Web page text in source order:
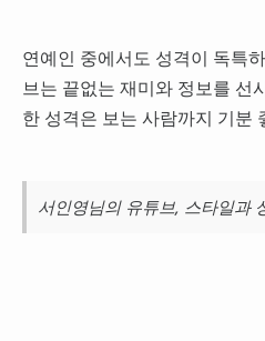
연예인 중에서도 성격이 독특
브는 끝없는 재미와 정보를 선
한 성격은 보는 사람까지 기분
서인영님의 유튜브, 스타일과